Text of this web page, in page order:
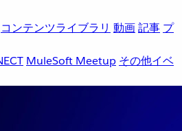
コンテンツライブラリ 動画記事 プ
MuleSoft Meetup その他イベ